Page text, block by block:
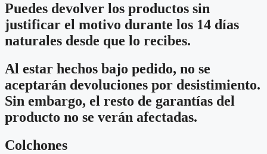
Puedes devolver los productos sin
justificar el motivo durante los 14 días
naturales desde que lo recibes.
Al estar hechos bajo pedido, no se
aceptarán devoluciones por desistimiento.
Sin embargo, el resto de garantías del
producto no se verán afectadas.
Colchones